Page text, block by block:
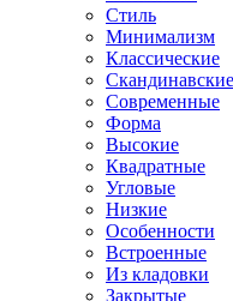
Стиль
Минимализм
Классические
Скандинавские
Современные
Форма
Высокие
Квадратные
Угловые
Низкие
Особенности
Встроенные
Из кладовки
Закрытые